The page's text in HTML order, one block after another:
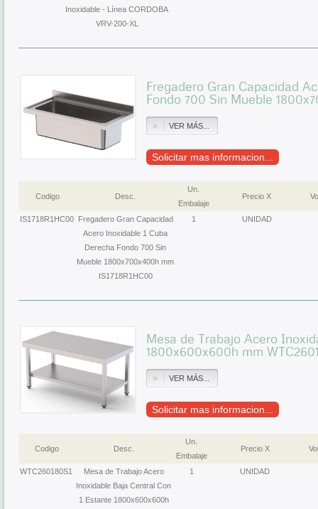
Inoxidable - Línea CORDOBA
VRV-200-XL
Fregadero Gran Capacidad
Fondo 700 Sin Mueble
VER MÁS...
Solicitar mas informacion...
Codigo Desc.
Un.
Embalaje
Precio X
IS1718R1HC00 Fregadero Gran Capacidad
Acero Inoxidable 1 Cuba
Derecha Fondo 700 Sin
Mueble 1800x700x400h mm
IS1718R1HC00
1 UNIDAD
Mesa de Trabajo Acero
1800x600x600h mm
VER MÁS...
Solicitar mas informacion...
Codigo Desc.
Un.
Embalaje
Precio X
WTC260180S1
Mesa de Trabajo Acero
Inoxidable Baja Central Con
1 Estante 1800x600x600h
1 UNIDAD